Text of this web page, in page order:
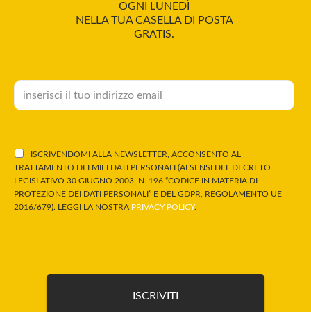
OGNI LUNEDÌ
NELLA TUA CASELLA DI POSTA
GRATIS.
ISCRIVENDOMI ALLA NEWSLETTER, ACCONSENTO AL
TRATTAMENTO DEI MIEI DATI PERSONALI (AI SENSI DEL DECRETO
LEGISLATIVO 30 GIUGNO 2003, N. 196 “CODICE IN MATERIA DI
PROTEZIONE DEI DATI PERSONALI” E DEL GDPR, REGOLAMENTO UE
2016/679). LEGGI LA NOSTRA PRIVACY POLICY.